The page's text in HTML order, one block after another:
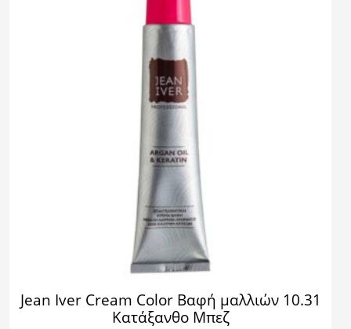
Jean Iver Cream Color Βαφή μαλλιών 10.31
Κατάξανθο Μπεζ